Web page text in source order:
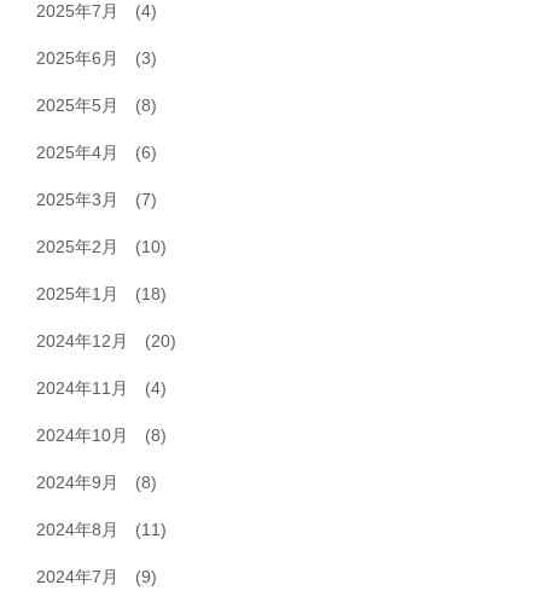
2025年7月 (4)
2025年6月 (3)
2025年5月 (8)
2025年4月 (6)
2025年3月 (7)
2025年2月 (10)
2025年1月 (18)
2024年12月 (20)
2024年11月 (4)
2024年10月 (8)
2024年9月 (8)
2024年8月 (11)
2024年7月 (9)